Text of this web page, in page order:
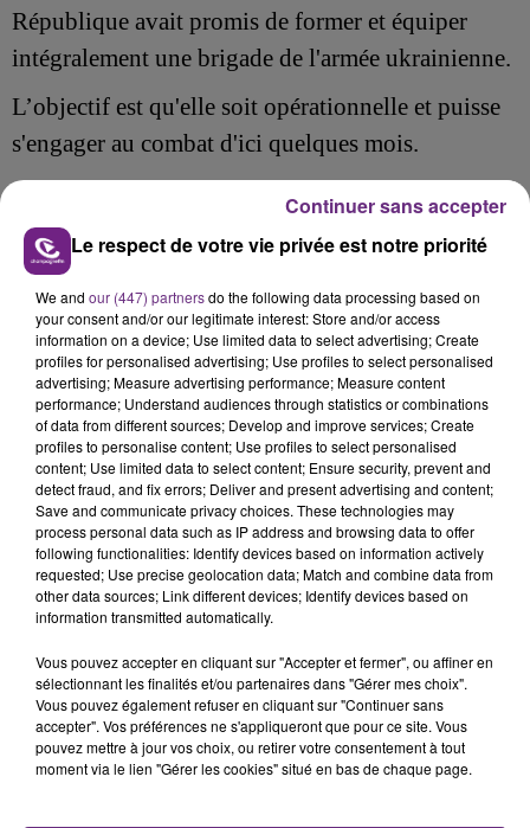
République avait promis de former et équiper
intégralement une brigade de l'armée ukrainienne.
L’objectif est qu'elle soit opérationnelle et puisse
s'engager au combat d'ici quelques mois.
Ces soldats s'entraînent sur un terrain mis à
disposition et adapté, pour être le plus proche
possible de la réalité.
FIL D'ACTU
7 août 2026
TOUJOURS À L'ARRÊT
Cela fait déjà une semaine que la centrale
nucléaire ardennaise est à l'arrêt. Une situation
justifiée par la sécheresse intense qui est toujours
présente.
Le respect de votre vie privée est notre priorité
We and our (447) partnersdo the following data processing based on
your consent and/or our legitimate interest: Store and/or access
information on a device; Use limited data to select advertising; Create
profiles for personalised advertising; Use profiles to select personalised
advertising; Measure advertising performance; Measure content
performance; Understand audiences through statistics or combinations
of data from different sources; Develop and improve services; Create
profiles to personalise content; Use profiles to select personalised
content; Use limited data to select content; Ensure security, prevent and
detect fraud, and fix errors; Deliver and present advertising and content;
Save and communicate privacy choices. These technologies may
process personal data such as IP address and browsing data to offer
following functionalities: Identify devices based on information actively
requested; Use precise geolocation data; Match and combine data from
other data sources; Link different devices; Identify devices based on
information transmitted automatically.
Vous pouvez accepter en cliquant sur "Accepter et fermer", ou affiner en
sélectionnant les finalités et/ou partenaires dans "Gérer mes choix".
Vous pouvez également refuser en cliquant sur "Continuer sans
accepter". Vos préférences ne s'appliqueront que pour ce site. Vous
pouvez mettre à jour vos choix, ou retirer votre consentement à tout
moment via le lien "Gérer les cookies" situé en bas de chaque page.
Continuer sans accepter